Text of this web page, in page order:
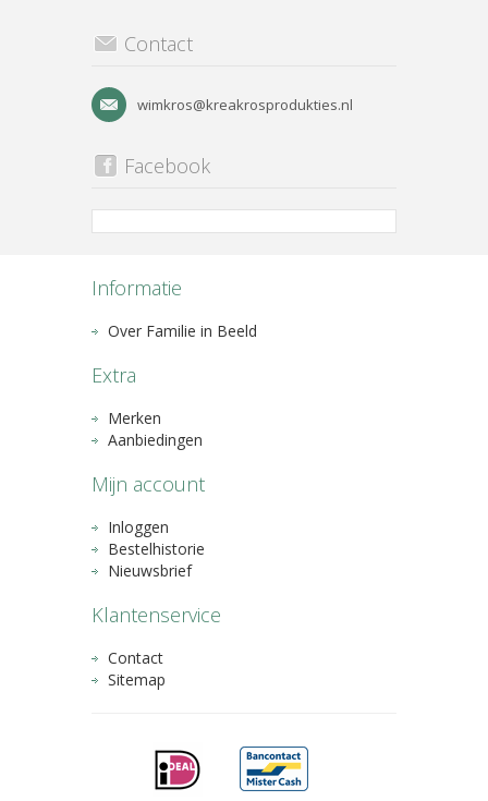
Contact
wimkros@kreakrosprodukties.nl
Facebook
Informatie
Over Familie in Beeld
Extra
Merken
Aanbiedingen
Mijn account
Inloggen
Bestelhistorie
Nieuwsbrief
Klantenservice
Contact
Sitemap